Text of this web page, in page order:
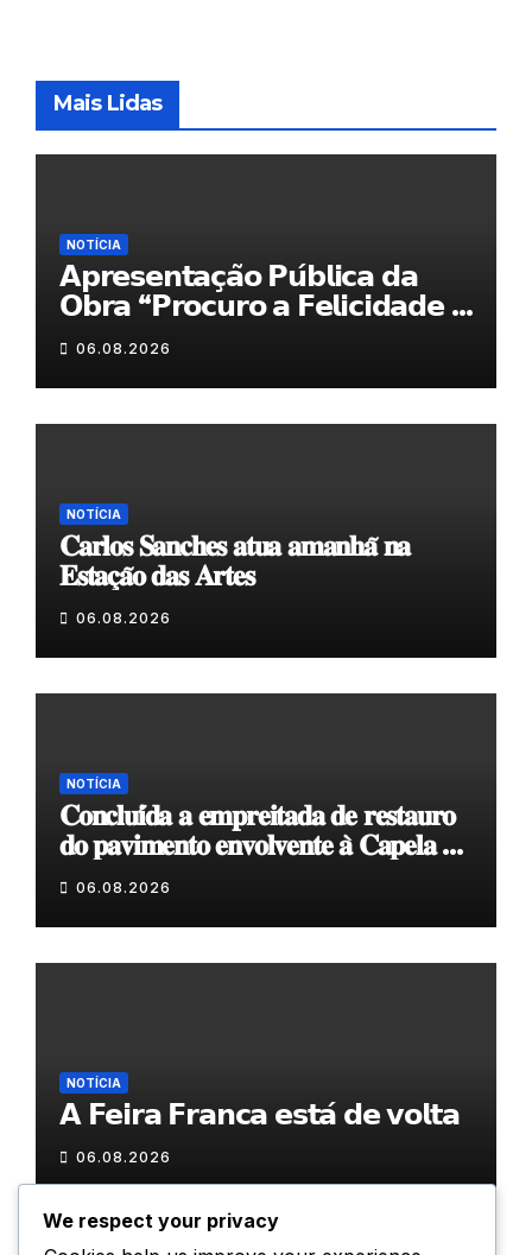
Mais Lidas
NOTÍCIA
𝗔𝗽𝗿𝗲𝘀𝗲𝗻𝘁𝗮𝗰̧𝗮̃𝗼 𝗣𝘂́𝗯𝗹𝗶𝗰𝗮 𝗱𝗮
𝗢𝗯𝗿𝗮 “𝗣𝗿𝗼𝗰𝘂𝗿𝗼 𝗮 𝗙𝗲𝗹𝗶𝗰𝗶𝗱𝗮𝗱𝗲 𝗲
𝗲𝗹𝗮 𝗺𝗼𝗿𝗮 𝗰𝗼𝗺𝗶𝗴𝗼”
06.08.2026
NOTÍCIA
𝐂𝐚𝐫𝐥𝐨𝐬 𝐒𝐚𝐧𝐜𝐡𝐞𝐬 𝐚𝐭𝐮𝐚 𝐚𝐦𝐚𝐧𝐡𝐚̃ 𝐧𝐚
𝐄𝐬𝐭𝐚𝐜̧𝐚̃𝐨 𝐝𝐚𝐬 𝐀𝐫𝐭𝐞𝐬
06.08.2026
NOTÍCIA
𝐂𝐨𝐧𝐜𝐥𝐮𝐢́𝐝𝐚 𝐚 𝐞𝐦𝐩𝐫𝐞𝐢𝐭𝐚𝐝𝐚 𝐝𝐞 𝐫𝐞𝐬𝐭𝐚𝐮𝐫𝐨
𝐝𝐨 𝐩𝐚𝐯𝐢𝐦𝐞𝐧𝐭𝐨 𝐞𝐧𝐯𝐨𝐥𝐯𝐞𝐧𝐭𝐞 𝐚̀ 𝐂𝐚𝐩𝐞𝐥𝐚 𝐝𝐞
𝐂𝐨𝐯𝐚𝐬
06.08.2026
NOTÍCIA
𝗔 𝗙𝗲𝗶𝗿𝗮 𝗙𝗿𝗮𝗻𝗰𝗮 𝗲𝘀𝘁𝗮́ 𝗱𝗲 𝘃𝗼𝗹𝘁𝗮
06.08.2026
We respect your privacy